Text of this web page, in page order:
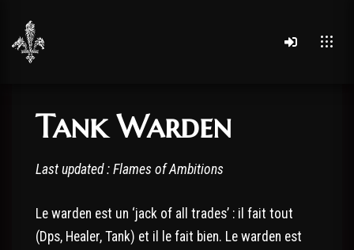
Tank Warden
Last updated : Flames of Ambitions
Le warden est un ‘jack of all trades’ : il fait tout
(Dps, Healer, Tank) et il le fait bien. Le warden est